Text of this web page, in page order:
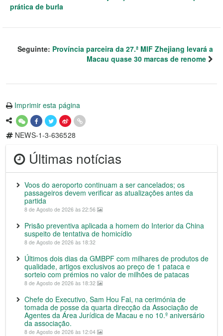
prática de burla
Seguinte: Província parceira da 27.ª MIF Zhejiang levará a
Macau quase 30 marcas de renome
Imprimir esta página
NEWS-1-3-636528
Últimas notícias
Voos do aeroporto continuam a ser cancelados; os
passageiros devem verificar as atualizações antes da
partida
8 de Agosto de 2026 às 22:56
Prisão preventiva aplicada a homem do Interior da China
suspeito de tentativa de homicídio
8 de Agosto de 2026 às 18:32
Últimos dois dias da GMBPF com milhares de produtos de
qualidade, artigos exclusivos ao preço de 1 pataca e
sorteio com prémios no valor de milhões de patacas
8 de Agosto de 2026 às 18:32
Chefe do Executivo, Sam Hou Fai, na cerimónia de
tomada de posse da quarta direcção da Associação de
Agentes da Área Jurídica de Macau e no 10.º aniversário
da associação.
8 de Agosto de 2026 às 12:04